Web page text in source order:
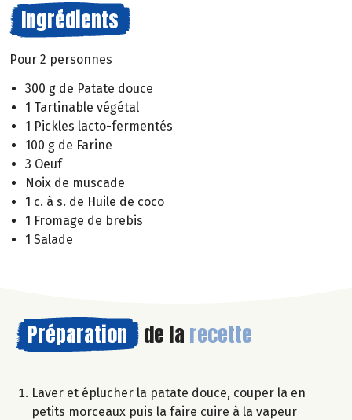
Ingrédients
Pour 2 personnes
300 g de Patate douce
1 Tartinable végétal
1 Pickles lacto-fermentés
100 g de Farine
3 Oeuf
Noix de muscade
1 c. à s. de Huile de coco
1 Fromage de brebis
1 Salade
Préparation de la recette
Laver et éplucher la patate douce, couper la en
petits morceaux puis la faire cuire à la vapeur